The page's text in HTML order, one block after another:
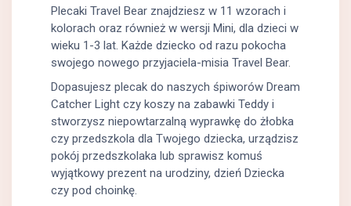
Plecaki Travel Bear znajdziesz w 11 wzorach i
kolorach oraz również w wersji Mini, dla dzieci w
wieku 1-3 lat. Każde dziecko od razu pokocha
swojego nowego przyjaciela-misia Travel Bear.
Dopasujesz plecak do naszych śpiworów Dream
Catcher Light czy koszy na zabawki Teddy i
stworzysz niepowtarzalną wyprawkę do żłobka
czy przedszkola dla Twojego dziecka, urządzisz
pokój przedszkolaka lub sprawisz komuś
wyjątkowy prezent na urodziny, dzień Dziecka
czy pod choinkę.